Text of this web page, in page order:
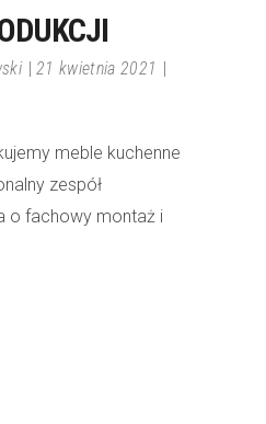
21 kwietnia 2021
meble kuchenne
zespół
o fachowy montaż i